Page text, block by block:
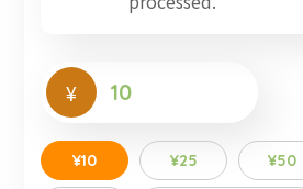
¥
¥10 ¥25 ¥50